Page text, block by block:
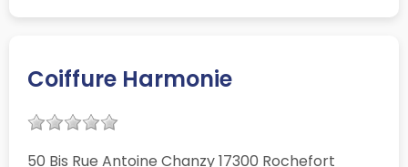
Coiffure Harmonie
50 Bis Rue Antoine Chanzy 17300 Rochefort